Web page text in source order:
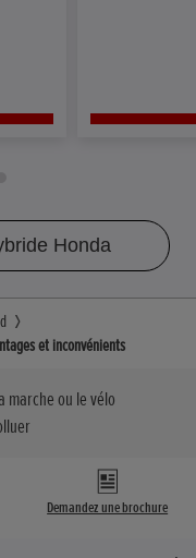
Honda
et inconvénients
marche ou le vélo
Demandez une brochure